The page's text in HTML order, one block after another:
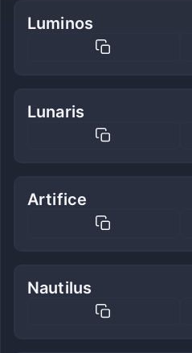
Luminos
Lunaris
Artifice
Nautilus